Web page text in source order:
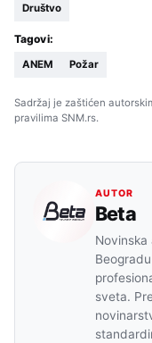
Društvo
Tagovi:
ANEM Požar
Sadržaj je zaštićen
pravilima SNM.rs.
AUTOR
Beta
Novinska
sveta.